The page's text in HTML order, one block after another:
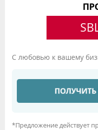
С любовью к вашему
*Предложение действует